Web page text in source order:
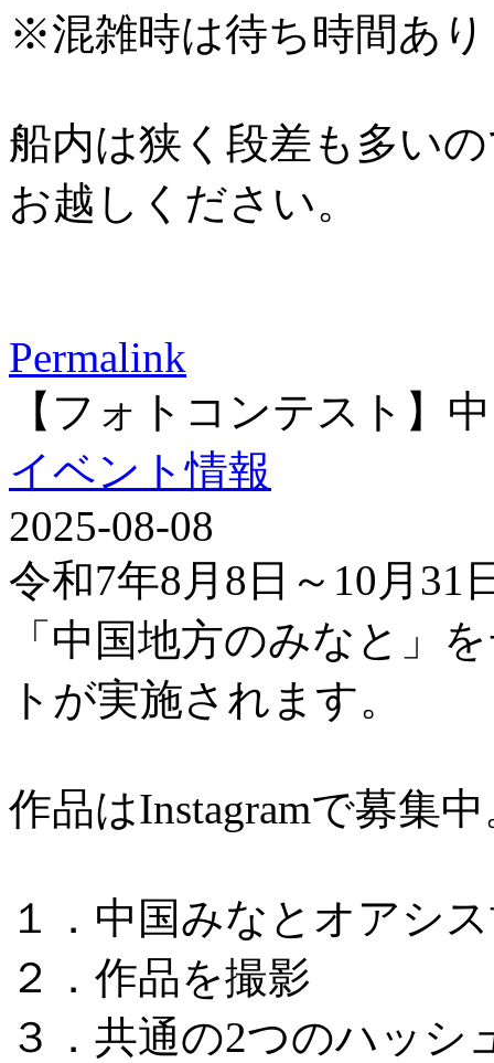
※混雑時は待ち時間あり
船内は狭く段差も多い
お越しください。
Permalink
【フォトコンテスト】
イベント情報
2025-08-08
令和7年8月8日～10月31
「中国地方のみなと」
トが実施されます。
作品はInstagramで募集
１．中国みなとオアシ
２．作品を撮影
３．共通の2つのハッシ